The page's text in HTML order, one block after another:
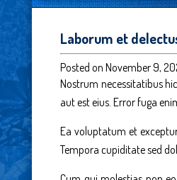
Laborum et
Posted on November 9,
Nostrum necessitatibus
aut est eius. Error fuga
Ea voluptatum et
Tempora cupiditate sed